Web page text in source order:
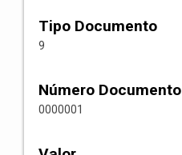
Tipo Documento
9
Número Documento
0000001